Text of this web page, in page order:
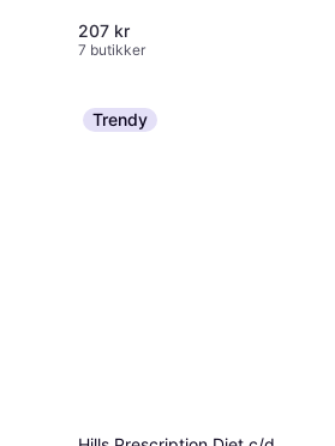
207 kr
7 butikker
Trendy